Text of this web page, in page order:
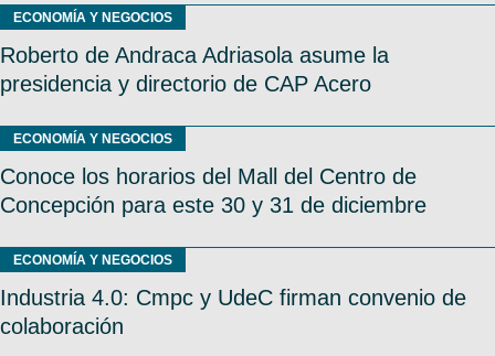
ECONOMÍA Y NEGOCIOS
Roberto de Andraca Adriasola asume la
presidencia y directorio de CAP Acero
ECONOMÍA Y NEGOCIOS
Conoce los horarios del Mall del Centro de
Concepción para este 30 y 31 de diciembre
ECONOMÍA Y NEGOCIOS
Industria 4.0: Cmpc y UdeC firman convenio de
colaboración